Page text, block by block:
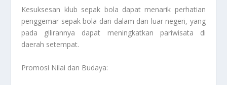
Kesuksesan klub sepak bola dapat menarik perhatian
penggemar sepak bola dari dalam dan luar negeri, yang
pada gilirannya dapat meningkatkan pariwisata di
daerah setempat.
Promosi Nilai dan Budaya: